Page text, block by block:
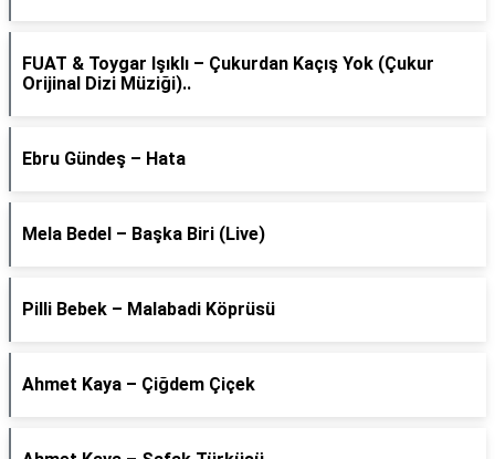
FUAT & Toygar Işıklı – Çukurdan Kaçış Yok (Çukur
Orijinal Dizi Müziği)..
Ebru Gündeş – Hata
Mela Bedel – Başka Biri (Live)
Pilli Bebek – Malabadi Köprüsü
Ahmet Kaya – Çiğdem Çiçek